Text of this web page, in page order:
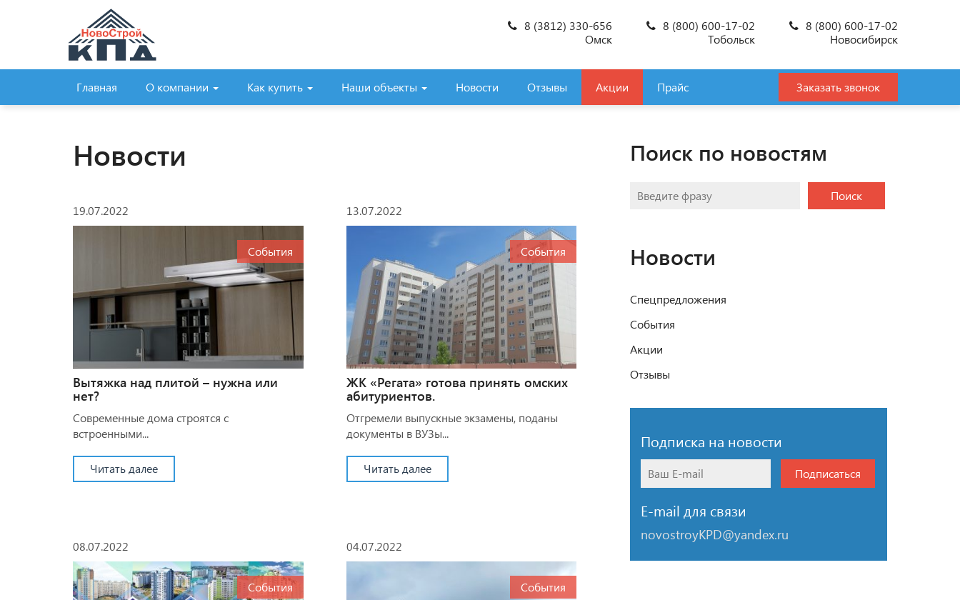
8 (3812) 330-656
Омск
8 (800) 600-17-02
Тобольск
8 (800) 600-17-02
Новосибирск
Главная О компании Как купить Наши объекты Новости Отзывы Акции Прайс Заказать звонок
Новости
19.07.2022
События
Вытяжка над плитой – нужна или
нет?
Современные дома строятся с
встроенными...
Читать далее
13.07.2022
События
ЖК «Регата» готова принять омских
абитуриентов.
Отгремели выпускные экзамены, поданы
документы в ВУЗы...
Читать далее
08.07.2022
События
04.07.2022
События
Поиск по новостям
Поиск
Новости
Спецпредложения
События
Акции
Отзывы
Подписка на новости
Подписаться
E-mail для связи
novostroyKPD@yandex.ru